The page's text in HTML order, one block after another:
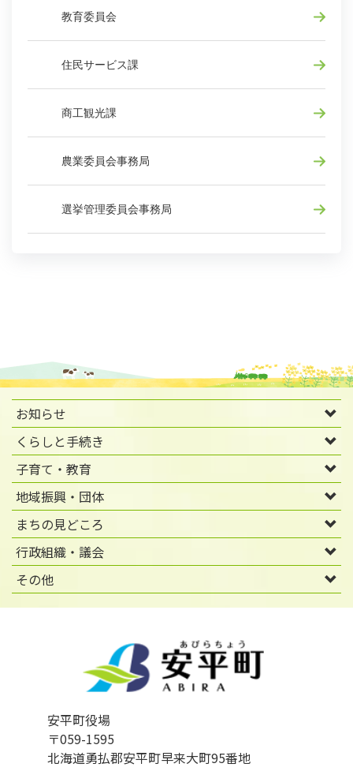
教育委員会
住民サービス課
商工観光課
農業委員会事務局
選挙管理委員会事務局
お知らせ
くらしと手続き
子育て・教育
地域振興・団体
まちの見どころ
行政組織・議会
その他
安平町役場
〒059-1595
北海道勇払郡安平町早来大町95番地